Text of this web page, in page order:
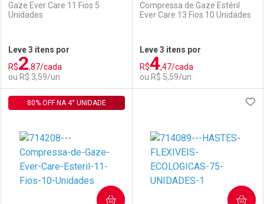
Comprar sem Desconto
Por R$ 55,89/cada
Comprar sem Desconto
Por R$ 55,89/cada
Comprar sem Desconto
Por R$ 3,99/cada
Comprar sem Desconto
Por R$ 3,99/cada
Gaze Ever Care 11 Fios 5
Unidades
Leve 3 itens por
R$2,87/cada
ou R$ 3,59/un
Laboratório
Por Menos
Compressa de Gaze Estéril
Ever Care 13 Fios 10 Unidades
Leve 3 itens por
R$4,47/cada
ou R$ 5,59/un
Laboratório
Por Menos
80% OFF NA 4° UNIDADE
COMPRAR COMPRAR